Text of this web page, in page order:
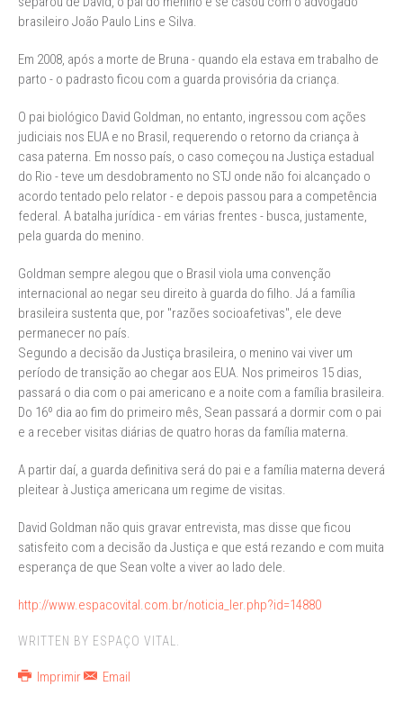
brasileiro João Paulo Lins e Silva.
Em 2008, após a morte de Bruna - quando ela estava em trabalho de
parto - o padrasto ficou com a guarda provisória da criança.
O pai biológico David Goldman, no entanto, ingressou com ações
judiciais nos EUA e no Brasil, requerendo o retorno da criança à
casa paterna. Em nosso país, o caso começou na Justiça estadual
do Rio - teve um desdobramento no STJ onde não foi alcançado o
acordo tentado pelo relator - e depois passou para a competência
federal. A batalha jurídica - em várias frentes - busca, justamente,
pela guarda do menino.
Goldman sempre alegou que o Brasil viola uma convenção
internacional ao negar seu direito à guarda do filho. Já a família
brasileira sustenta que, por "razões socioafetivas", ele deve
permanecer no país.
Segundo a decisão da Justiça brasileira, o menino vai viver um
período de transição ao chegar aos EUA. Nos primeiros 15 dias,
passará o dia com o pai americano e a noite com a família brasileira.
Do 16º dia ao fim do primeiro mês, Sean passará a dormir com o pai
e a receber visitas diárias de quatro horas da família materna.
A partir daí, a guarda definitiva será do pai e a família materna deverá
pleitear à Justiça americana um regime de visitas.
David Goldman não quis gravar entrevista, mas disse que ficou
satisfeito com a decisão da Justiça e que está rezando e com muita
esperança de que Sean volte a viver ao lado dele.
http://www.espacovital.com.br/noticia_ler.php?id=14880
WRITTEN BY ESPAÇO VITAL.
Imprimir Email